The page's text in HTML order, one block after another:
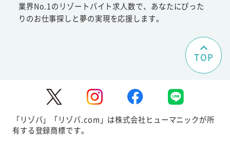
業界No.1のリゾートバイト求人数で、あなたにぴった
りのお仕事探しと夢の実現を応援します。
TOP
「リゾバ」「リゾバ.com」は株式会社ヒューマニックが所
有する登録商標です。